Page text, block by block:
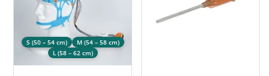
S (50 – 54 cm)
M (54 – 58 cm)
L (58 – 62 cm)